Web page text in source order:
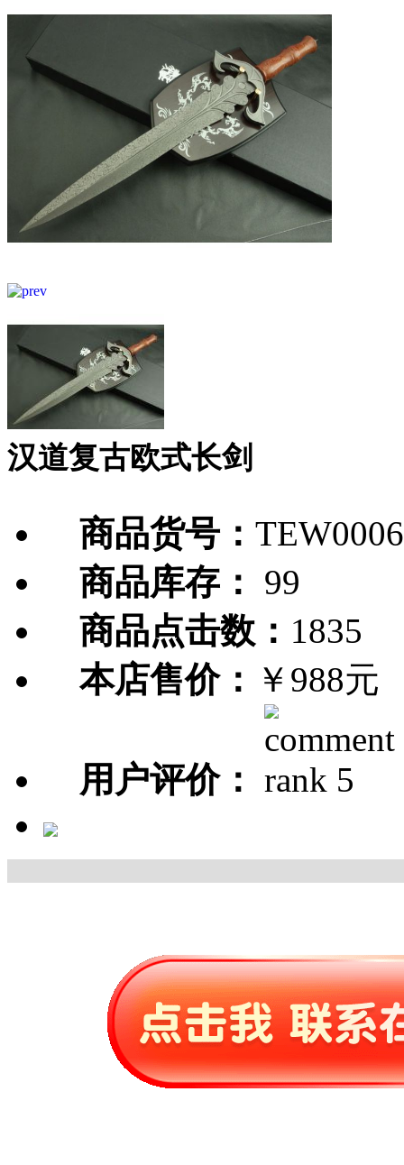
汉道复古欧式长剑
商品货号：
商品库存：
99
商品点击数： 1835
本店售价： ￥988元
用户评价：